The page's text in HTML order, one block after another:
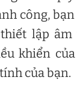
công,
lập âm
khiển
của bạn.